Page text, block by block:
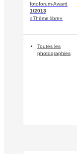
fotoforum-Award
1/2013
»Thème libre«
Toutes les
photographies